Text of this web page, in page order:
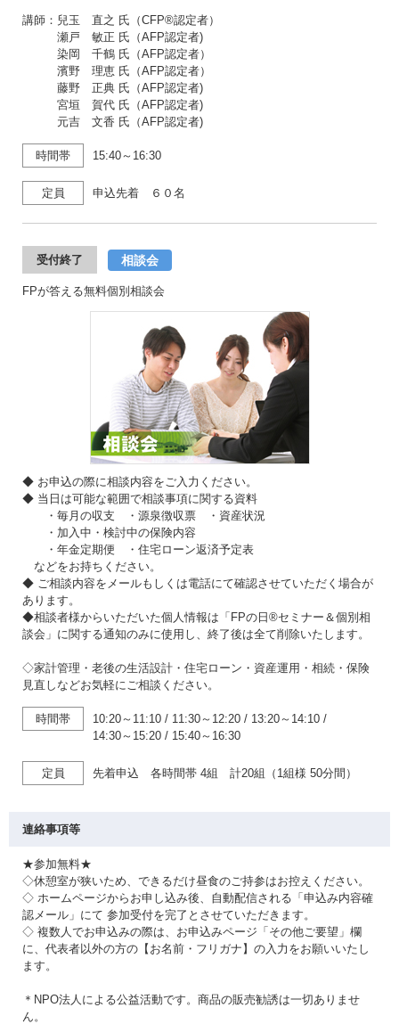
講師：兒玉 直之 氏（CFP®認定者）
瀬戸 敏正 氏（AFP認定者)
染岡 千鶴 氏（AFP認定者）
濱野 理恵 氏（AFP認定者）
藤野 正典 氏（AFP認定者)
宮垣 賀代 氏（AFP認定者)
元吉 文香 氏（AFP認定者)
時間帯 15:40～16:30
定員 申込先着 ６０名
受付終了 相談会
FPが答える無料個別相談会
◆ お申込の際に相談内容をご入力ください。
◆ 当日は可能な範囲で相談事項に関する資料
・毎月の収支 ・源泉徴収票 ・資産状況
・加入中・検討中の保険内容
・年金定期便 ・住宅ローン返済予定表
などをお持ちください。
◆ ご相談内容をメールもしくは電話にて確認させていただく場合が
あります。
◆相談者様からいただいた個人情報は「FPの日®セミナー＆個別相
談会」に関する通知のみに使用し、終了後は全て削除いたします。
◇家計管理・老後の生活設計・住宅ローン・資産運用・相続・保険
見直しなどお気軽にご相談ください。
時間帯 10:20～11:10 / 11:30～12:20 / 13:20～14:10 /
14:30～15:20 / 15:40～16:30
定員 先着申込 各時間帯 4組 計20組（1組様 50分間）
連絡事項等
★参加無料★
◇休憩室が狭いため、できるだけ昼食のご持参はお控えください。
◇ ホームページからお申し込み後、自動配信される「申込み内容確
認メール」にて 参加受付を完了とさせていただきます。
◇ 複数人でお申込みの際は、お申込みページ「その他ご要望」欄
に、代表者以外の方の【お名前・フリガナ】の入力をお願いいたし
ます。
＊NPO法人による公益活動です。商品の販売勧誘は一切ありませ
ん。